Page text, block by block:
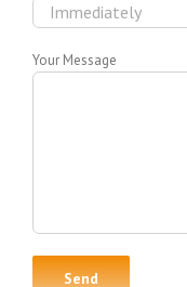
Your Message